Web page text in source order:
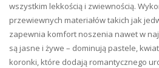
wszystkim lekkością i zwiewnością.
przewiewnych materiałów takich jak
zapewnia komfort noszenia nawet w
są jasne i żywe – dominują pastele,
koronki, które dodają romantycznego